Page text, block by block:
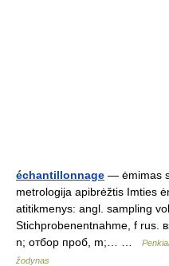
échantillonnage — ėmimas
metrologija apibrėžtis Imties
atitikmenys: angl. sampling
Stichprobenentnahme, f rus.
n; отбор проб, m;… …
žodynas